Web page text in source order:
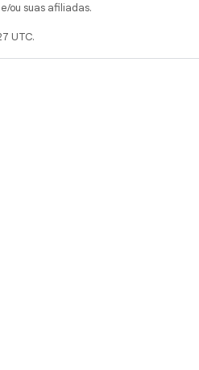
ou suas afiliadas.
UTC.